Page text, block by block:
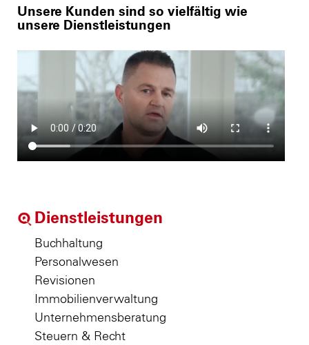
Unsere Kunden sind so vielfältig wie
unsere Dienstleistungen
Dienstleistungen
Buchhaltung
Personalwesen
Revisionen
Immobilienverwaltung
Unternehmensberatung
Steuern & Recht